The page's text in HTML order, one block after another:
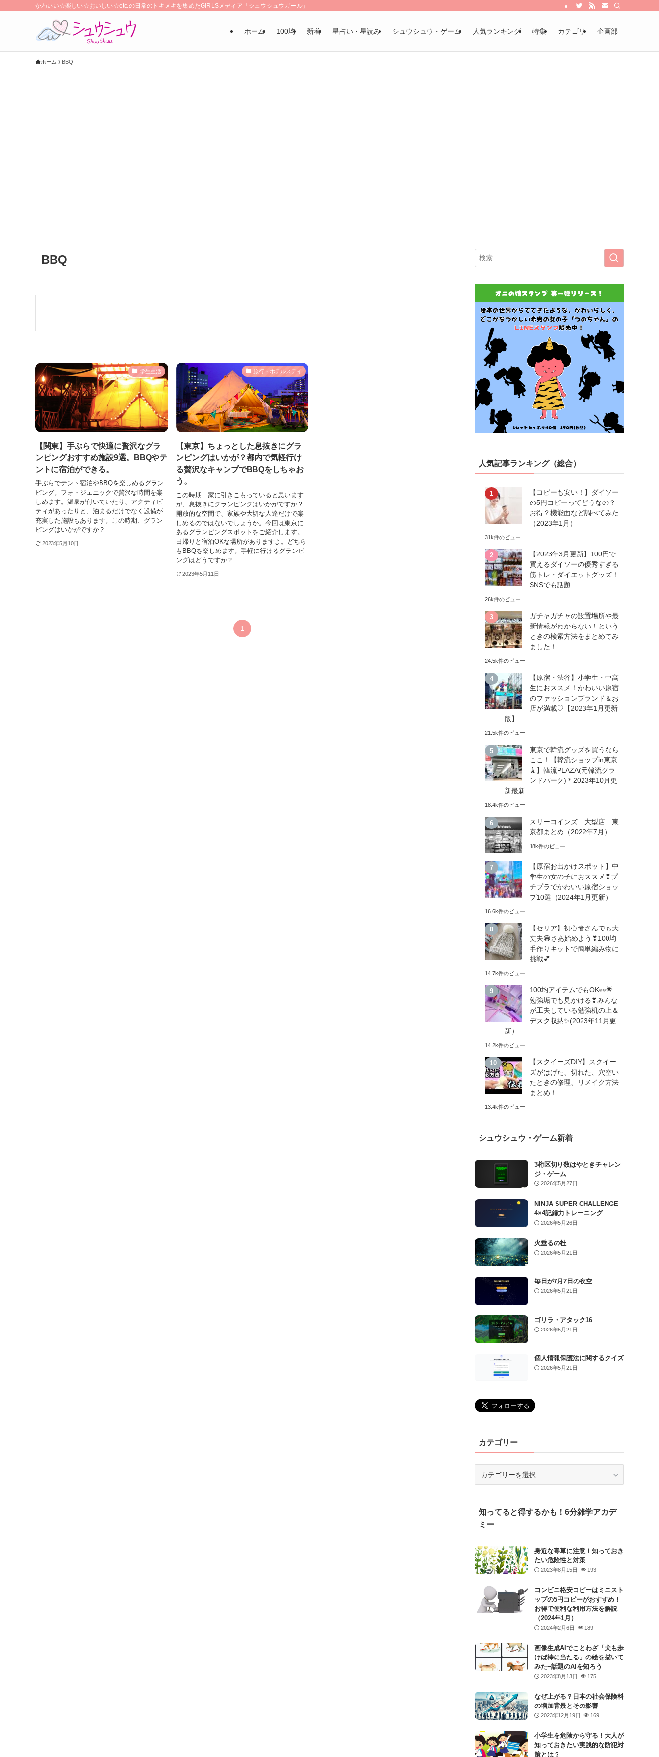
かわいい☆楽しい☆おいしい☆etc.の日常のトキメキを集めたGIRLSメディア「シュウシュウガール」
ホーム 100均 新着 星占い・星読み シュウシュウ・ゲーム 人気ランキング 特集 カテゴリ 企画部
ホーム BBQ
BBQ
学生生活
【関東】手ぶらで快適に贅沢なグラ
ンピングおすすめ施設9選。BBQやテ
ントに宿泊ができる。
手ぶらでテント宿泊やBBQを楽しめるグラン
ピング。フォトジェニックで贅沢な時間を楽
しめます。温泉が付いていたり、アクティビ
ティがあったりと、泊まるだけでなく設備が
充実した施設もあります。この時期、グラン
ピングはいかがですか？
2023年5月10日
旅行・ホテルステイ
【東京】ちょっとした息抜きにグラ
ンピングはいかが？都内で気軽行け
る贅沢なキャンプでBBQをしちゃお
う。
この時期、家に引きこもっていると思います
が、息抜きにグランピングはいかがですか？
開放的な空間で、家族や大切な人達だけで楽
しめるのではないでしょうか。今回は東京に
あるグランピングスポットをご紹介します。
日帰りと宿泊OKな場所がありますよ。どちら
もBBQを楽しめます。手軽に行けるグランピ
ングはどうですか？
2023年5月11日
1
人気記事ランキング（総合）
【コピーも安い！】ダイソー
の5円コピーってどうなの？
お得？機能面など調べてみた
（2023年1月）
31k件のビュー
【2023年3月更新】100円で
買えるダイソーの優秀すぎる
筋トレ・ダイエットグッズ！
SNSでも話題
26k件のビュー
ガチャガチャの設置場所や最
新情報がわからない！という
ときの検索方法をまとめてみ
ました！
24.5k件のビュー
【原宿・渋谷】小学生・中高
生におススメ！かわいい原宿
のファッションブランド＆お
店が満載♡【2023年1月更新
版】
21.5k件のビュー
東京で韓流グッズを買うなら
ここ！【韓流ショップin東京
🗼】韓流PLAZA(元韓流グラ
ンドパーク)＊2023年10月更
新最新
18.4k件のビュー
スリーコインズ 大型店 東
京都まとめ（2022年7月）
18k件のビュー
【原宿お出かけスポット】中
学生の女の子におススメ❣プ
チプラでかわいい原宿ショッ
プ10選（2024年1月更新）
16.6k件のビュー
【セリア】初心者さんでも大
丈夫😁さあ始めよう❣100均
手作りキットで簡単編み物に
挑戦💕
14.7k件のビュー
100均アイテムでもOK👀🌟
勉強垢でも見かける❣みんな
が工夫している勉強机の上＆
デスク収納✨(2023年11月更
新）
14.2k件のビュー
【スクイーズDIY】スクイー
ズがはげた、切れた、穴空い
たときの修理、リメイク方法
まとめ！
13.4k件のビュー
シュウシュウ・ゲーム新着
3桁区切り数はやときチャレン
ジ・ゲーム
2026年5月27日
NINJA SUPER CHALLENGE
4×4記録力トレーニング
2026年5月26日
火垂るの杜
2026年5月21日
毎日が7月7日の夜空
2026年5月21日
ゴリラ・アタック16
2026年5月21日
個人情報保護法に関するクイズ
2026年5月21日
カテゴリー
ー知ってると得するかも！6分雑学アカデ
ミー
身近な毒草に注意！知っておき
たい危険性と対策
2023年8月15日 193
コンビニ格安コピーはミニスト
ップの5円コピーがおすすめ！
お得で便利な利用方法を解説
（2024年1月）
2024年2月6日 189
画像生成AIでことわざ「犬も歩
けば棒に当たる」の絵を描いて
みた−話題のAIを知ろう
2023年8月13日 175
なぜ上がる？日本の社会保険料
の増加背景とその影響
2023年12月19日 169
小学生を危険から守る！大人が
知っておきたい実践的な防犯対
策とは？